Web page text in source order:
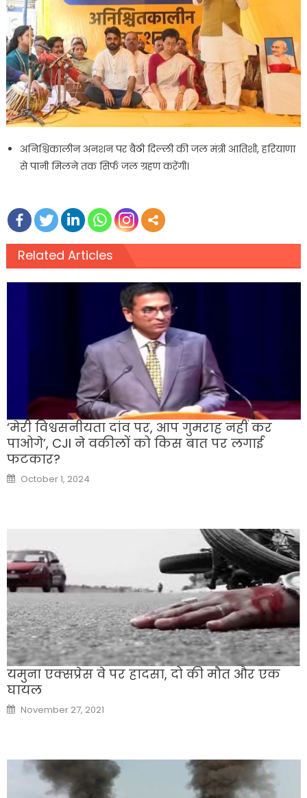
अनिश्चिकालीन अनशन पर बैठी दिल्ली की जल मंत्री आतिशी, हरियाणा
से पानी मिलने तक सिर्फ जल ग्रहण करेंगी।
Related Articles
‘मेरी विश्वसनीयता दांव पर, आप गुमराह नहीं कर
पाओगे’, CJI ने वकीलों को किस बात पर लगाई
फटकार?
Posted
on
October 1, 2024
यमुना एक्सप्रेस वे पर हादसा, दो की मौत और एक
घायल
Posted
on
November 27, 2021